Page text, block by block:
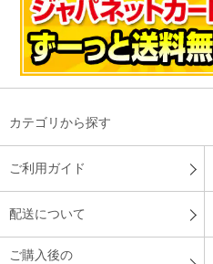
カテゴリから探す
ご利用ガイド
配送について
ご購入後の